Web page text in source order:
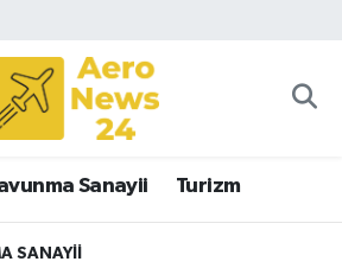
Sanayii Turizm
SANAYII